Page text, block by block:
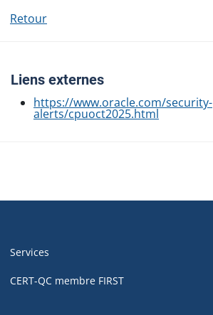
Retour
Liens externes
https://www.oracle.com/security-
alerts/cpuoct2025.html
de
pied
de
Services
CERT-QC membre FIRST